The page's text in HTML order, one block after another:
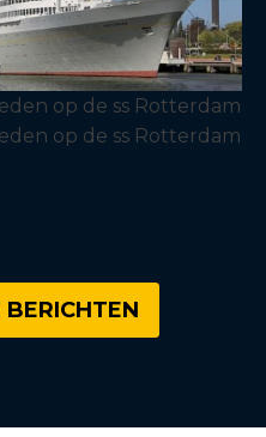
op de ss Rotterdam
op de ss Rotterdam